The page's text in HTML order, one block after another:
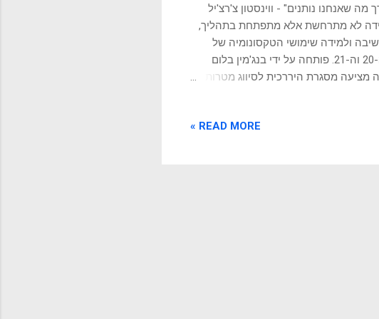
שאנחנו נותנים" - ווינסטון צ'רצ'יל
לא מתרחשת אלא מתפתחת בתהליך,
ולמידה שימושי הטקסונומיה של
בלום היא אחת התיאוריות החינוכיות המשפיעות ביותר במאה ה-20 וה-21. פותחה על ידי בנג'מין בלום
בתחילת שנות ה-2000, הטקסונומיה מציעה מסגרת היררכית לסיווג מטרות
מובנה ויעיל. הכרת הטקסונומיה של
READ MORE »